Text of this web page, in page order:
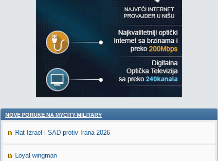
NOVE PORUKE NA MYCITY-MILITARY
Rat Izrael i SAD protiv Irana 2026
Loyal wingman